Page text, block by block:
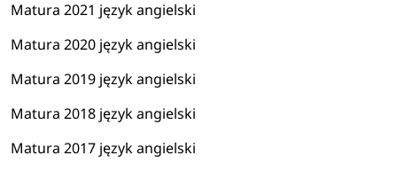
Matura 2021 język angielski
Matura 2020 język angielski
Matura 2019 język angielski
Matura 2018 język angielski
Matura 2017 język angielski